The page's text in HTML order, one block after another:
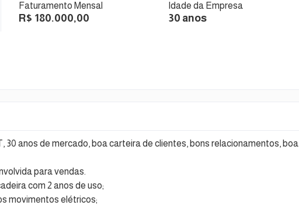
Faturamento Mensal
R$ 180.000,00
Idade da Empresa
30 anos
30 anos de mercado, boa carteira de clientes, bons relacionamentos, boa
para vendas.
com 2 anos de uso;
movimentos elétricos;